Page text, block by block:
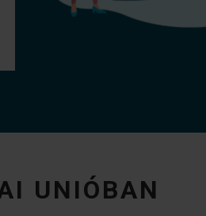
UNIÓBAN